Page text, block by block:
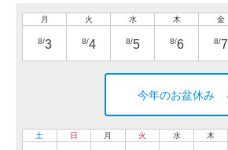
月
8/3
火
8/4
水
8/5
木
8/6
金
8/7
今年のお盆休み
土 日 月 火 水 木